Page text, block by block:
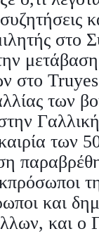
στο
στο
των
των
και
και ο